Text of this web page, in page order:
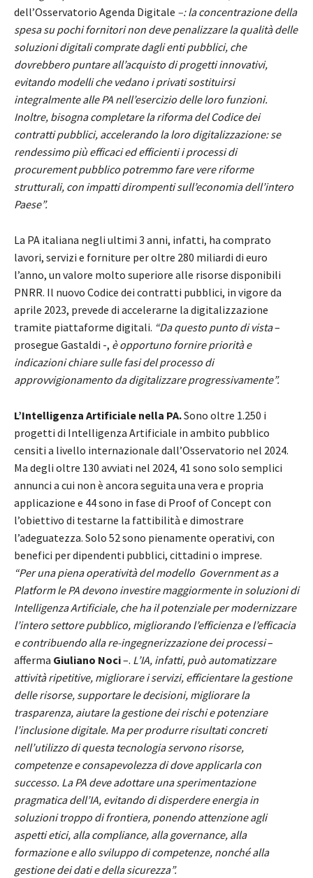
dell’Osservatorio Agenda Digitale –: la concentrazione della
spesa su pochi fornitori non deve penalizzare la qualità delle
soluzioni digitali comprate dagli enti pubblici, che
dovrebbero puntare all’acquisto di progetti innovativi,
evitando modelli che vedano i privati sostituirsi
integralmente alle PA nell’esercizio delle loro funzioni.
Inoltre, bisogna completare la riforma del Codice dei
contratti pubblici, accelerando la loro digitalizzazione: se
rendessimo più efficaci ed efficienti i processi di
procurement pubblico potremmo fare vere riforme
strutturali, con impatti dirompenti sull’economia dell’intero
Paese”.
La PA italiana negli ultimi 3 anni, infatti, ha comprato
lavori, servizi e forniture per oltre 280 miliardi di euro
l’anno, un valore molto superiore alle risorse disponibili
PNRR. Il nuovo Codice dei contratti pubblici, in vigore da
aprile 2023, prevede di accelerarne la digitalizzazione
tramite piattaforme digitali. “Da questo punto di vista–
prosegue Gastaldi -, è opportuno fornire priorità e
indicazioni chiare sulle fasi del processo di
approvvigionamento da digitalizzare progressivamente”.
L’Intelligenza Artificiale nella PA.Sono oltre 1.250 i
progetti di Intelligenza Artificiale in ambito pubblico
censiti a livello internazionale dall’Osservatorio nel 2024.
Ma degli oltre 130 avviati nel 2024, 41 sono solo semplici
annunci a cui non è ancora seguita una vera e propria
applicazione e 44 sono in fase di Proof of Concept con
l’obiettivo di testarne la fattibilità e dimostrare
l’adeguatezza. Solo 52 sono pienamente operativi, con
benefici per dipendenti pubblici, cittadini o imprese.
“Per una piena operatività del modello Government as a
Platformle PA devono investire maggiormente in soluzioni di
Intelligenza Artificiale, che ha il potenziale per modernizzare
l’intero settore pubblico, migliorando l’efficienza e l’efficacia
e contribuendo alla re-ingegnerizzazione dei processi–
afferma Giuliano Noci–. L’IA, infatti, può automatizzare
attività ripetitive, migliorare i servizi, efficientare la gestione
delle risorse, supportare le decisioni, migliorare la
trasparenza, aiutare la gestione dei rischi e potenziare
l’inclusione digitale. Ma per produrre risultati concreti
nell’utilizzo di questa tecnologia servono risorse,
competenze e consapevolezza di dove applicarla con
successo. La PA deve adottare una sperimentazione
pragmatica dell’IA, evitando di disperdere energia in
soluzioni troppo di frontiera, ponendo attenzione agli
aspetti etici, alla compliance, alla governance, alla
formazione e allo sviluppo di competenze, nonché alla
gestione dei dati e della sicurezza”.